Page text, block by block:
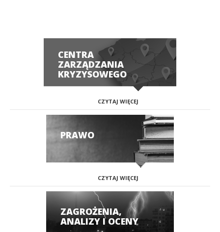
CENTRA
ZARZĄDZANIA
KRYZYSOWEGO
CZYTAJ WIĘCEJ
PRAWO
CZYTAJ WIĘCEJ
ZAGROŻENIA,
ANALIZY I OCENY